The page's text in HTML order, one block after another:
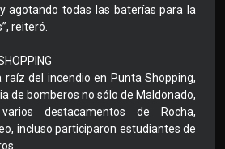
agotando todas las baterías para la
reiteró.
raíz del incendio en Punta Shopping,
de bomberos no sólo de Maldonado,
destacamentos de Rocha,
incluso participaron estudiantes de